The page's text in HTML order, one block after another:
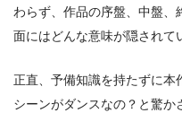
わらず、作品の序盤、中盤
面にはどんな意味が隠されて
正直、予備知識を持たずに本
シーンがダンスなの？と驚か